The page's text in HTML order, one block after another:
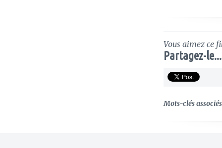
Vous aimez ce
Partagez-le...
Mots-clés